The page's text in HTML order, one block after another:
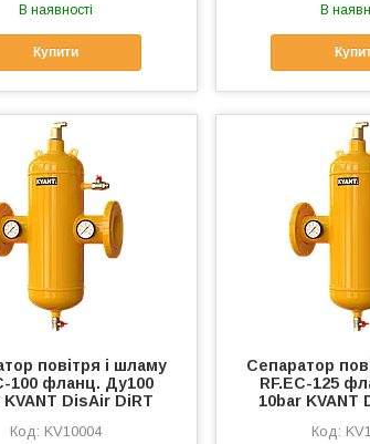
В наявності
Купити
В
повітря і шламу
100 фланц. Ду100
KVANT DisAir DiRT
KV10004
Сепаратор
RF.EC-125
10bar KVANT